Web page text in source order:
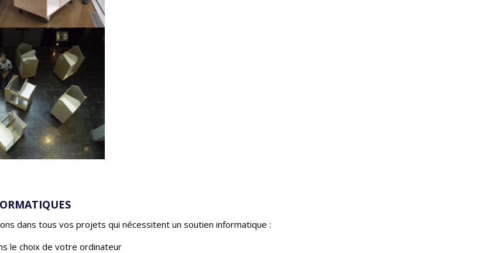
dans tous vos projets qui nécessitent un soutien informatique :
le choix de votre ordinateur